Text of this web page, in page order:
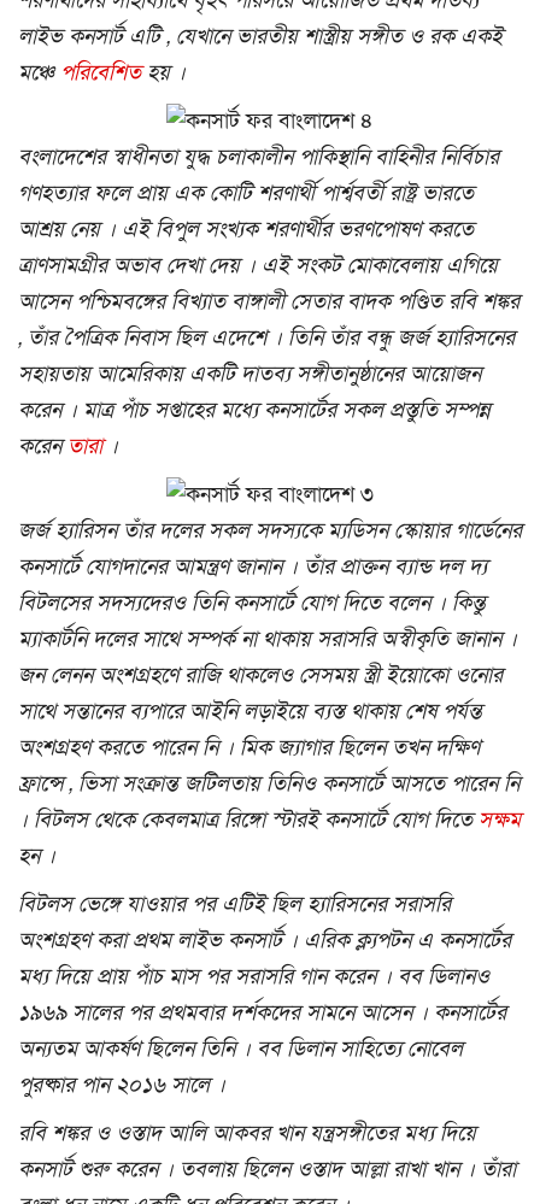
লাইভ কনসার্ট এটি , যেখানে ভারতীয় শাস্ত্রীয় সঙ্গীত ও রক একই
মঞ্চে পরিবেশিতহয় ।
বংলাদেশের স্বাধীনতা যুদ্ধ চলাকালীন পাকিস্থানি বাহিনীর নির্বিচার
গণহত্যার ফলে প্রায় এক কোটি শরণার্থী পার্শ্ববর্তী রাষ্ট্র ভারতে
আশ্রয় নেয় । এই বিপুল সংখ্যক শরণার্থীর ভরণপোষণ করতে
ত্রাণসামগ্রীর অভাব দেখা দেয় । এই সংকট মোকাবেলায় এগিয়ে
আসেন পশ্চিমবঙ্গের বিখ্যাত বাঙ্গালী সেতার বাদক পণ্ডিত রবি শঙ্কর
, তাঁর পৈত্রিক নিবাস ছিল এদেশে । তিনি তাঁর বন্ধু জর্জ হ্যারিসনের
সহায়তায় আমেরিকায় একটি দাতব্য সঙ্গীতানুষ্ঠানের আয়োজন
করেন । মাত্র পাঁচ সপ্তাহের মধ্যে কনসার্টের সকল প্রস্তুতি সম্পন্ন
করেনতারা ।
জর্জ হ্যারিসন তাঁর দলের সকল সদস্যকে ম্যডিসন স্কোয়ার গার্ডেনের
কনসার্টে যোগদানের আমন্ত্রণ জানান । তাঁর প্রাক্তন ব্যান্ড দল দ্য
বিটলসের সদস্যদেরও তিনি কনসার্টে যোগ দিতে বলেন । কিন্তু
ম্যাকার্টনি দলের সাথে সম্পর্ক না থাকায় সরাসরি অস্বীকৃতি জানান ।
জন লেনন অংশগ্রহণে রাজি থাকলেও সেসময় স্ত্রী ইয়োকো ওনোর
সাথে সন্তানের ব্যপারে আইনি লড়াইয়ে ব্যস্ত থাকায় শেষ পর্যন্ত
অংশগ্রহণ করতে পারেন নি । মিক জ্যাগার ছিলেন তখন দক্ষিণ
ফ্রান্সে , ভিসা সংক্রান্ত জটিলতায় তিনিও কনসার্টে আসতে পারেন নি
। বিটলস থেকে কেবলমাত্র রিঙ্গো স্টারই কনসার্টে যোগ দিতেসক্ষম
হন ।
বিটলস ভেঙ্গে যাওয়ার পর এটিই ছিল হ্যারিসনের সরাসরি
অংশগ্রহণ করা প্রথম লাইভ কনসার্ট । এরিক ক্ল্যপটন এ কনসার্টের
মধ্য দিয়ে প্রায় পাঁচ মাস পর সরাসরি গান করেন । বব ডিলানও
১৯৬৯ সালের পর প্রথমবার দর্শকদের সামনে আসেন । কনসার্টের
অন্যতম আকর্ষণ ছিলেন তিনি । বব ডিলান সাহিত্যে নোবেল
পুরষ্কার পান ২০১৬ সালে ।
রবি শঙ্কর ও ওস্তাদ আলি আকবর খান যন্ত্রসঙ্গীতের মধ্য দিয়ে
কনসার্ট শুরু করেন । তবলায় ছিলেন ওস্তাদ আল্লা রাখা খান । তাঁরা